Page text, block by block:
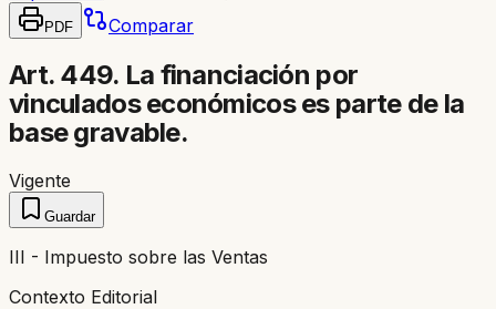
PDF Comparar
Art. 449. La financiación por
vinculados económicos es parte de la
base gravable.
Vigente
Guardar
III - Impuesto sobre las Ventas
Contexto Editorial